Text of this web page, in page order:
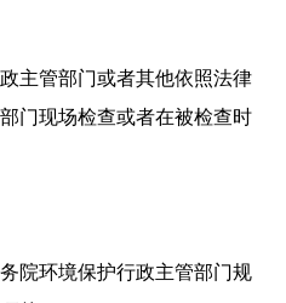
主管部门或者其他依照法律
门现场检查或者在被检查时
院环境保护行政主管部门规